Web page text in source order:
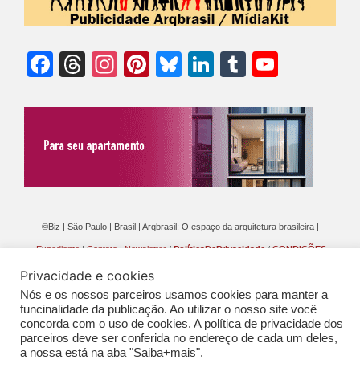
Facebook
Threads
Instagram
Pinterest
Bluesky
LinkedIn
Tumblr
©Biz | São Paulo | Brasil | Arqbrasil: O espaço da arquitetura brasileira |
Expediente|Contato|Newsletter/PolíticaDePrivacidade/CONDIÇÕES
GERAIS DE PUBLICAÇÃO (CGP
Privacidade e cookies
Nós e os nossos parceiros usamos cookies para manter a
funcinalidade da publicação. Ao utilizar o nosso site você
concorda com o uso de cookies. A política de privacidade dos
parceiros deve ser conferida no endereço de cada um deles,
a nossa está na aba "Saiba+mais".